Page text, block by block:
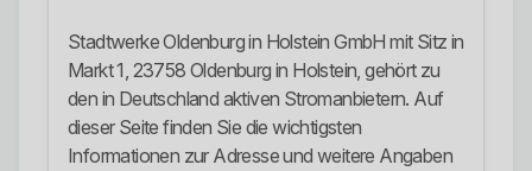
Stadtwerke Oldenburg in Holstein GmbH mit Sitz in
Markt 1, 23758 Oldenburg in Holstein, gehört zu
den in Deutschland aktiven Stromanbietern. Auf
dieser Seite finden Sie die wichtigsten
Informationen zur Adresse und weitere Angaben